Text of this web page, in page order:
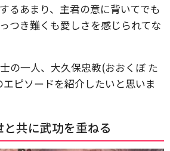
るあまり、主君の意に背いてでも
つき難くも愛しさを感じられてな
の一人、大久保忠教(おおくぼ た
ピソードを紹介したいと思いま
共に武功を重ねる